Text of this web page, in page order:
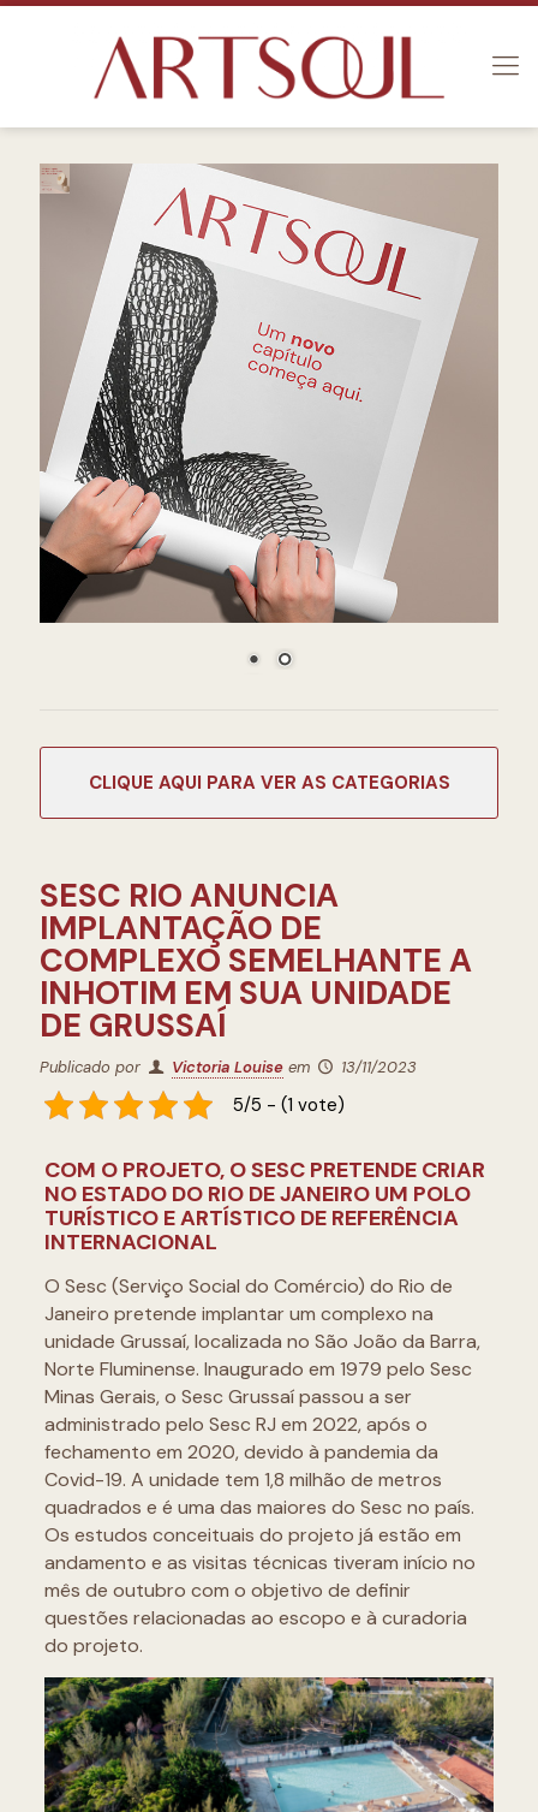
SESC RIO ANUNCIA
IMPLANTAÇÃO DE
COMPLEXO SEMELHANTE A
INHOTIM EM SUA UNIDADE
DE GRUSSAÍ
Publicado por Victoria Louise em 13/11/2023
5/5 - (1 vote)
COM O PROJETO, O SESC PRETENDE CRIAR
NO ESTADO DO RIO DE JANEIRO UM POLO
TURÍSTICO E ARTÍSTICO DE REFERÊNCIA
INTERNACIONAL
O Sesc (Serviço Social do Comércio) do Rio de
Janeiro pretende implantar um complexo na
unidade Grussaí, localizada no São João da Barra,
Norte Fluminense. Inaugurado em 1979 pelo Sesc
Minas Gerais, o Sesc Grussaí passou a ser
administrado pelo Sesc RJ em 2022, após o
fechamento em 2020, devido à pandemia da
Covid-19. A unidade tem 1,8 milhão de metros
quadrados e é uma das maiores do Sesc no país.
Os estudos conceituais do projeto já estão em
andamento e as visitas técnicas tiveram início no
mês de outubro com o objetivo de definir
questões relacionadas ao escopo e à curadoria
do projeto.
CATEGORIAS